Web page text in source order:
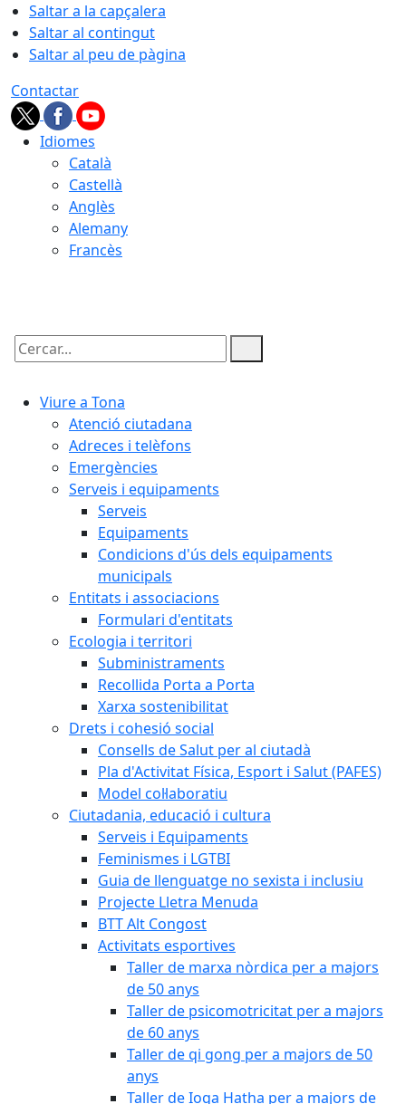
Saltar a la capçalera
Saltar al contingut
Saltar al peu de pàgina
Contactar
Idiomes
Català
Castellà
Anglès
Alemany
Francès
Cercar:
Viure a Tona
Atenció ciutadana
Adreces i telèfons
Emergències
Serveis i equipaments
Serveis
Equipaments
Condicions d'ús dels equipaments
municipals
Entitats i associacions
Formulari d'entitats
Ecologia i territori
Subministraments
Recollida Porta a Porta
Xarxa sostenibilitat
Drets i cohesió social
Consells de Salut per al ciutadà
Pla d'Activitat Física, Esport i Salut (PAFES)
Model col·laboratiu
Ciutadania, educació i cultura
Serveis i Equipaments
Feminismes i LGTBI
Guia de llenguatge no sexista i inclusiu
Projecte Lletra Menuda
BTT Alt Congost
Activitats esportives
Taller de marxa nòrdica per a majors
de 50 anys
Taller de psicomotricitat per a majors
de 60 anys
Taller de qi gong per a majors de 50
anys
Taller de Ioga Hatha per a majors de